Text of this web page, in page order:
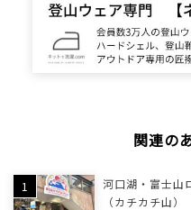
関連の
河口湖・富士山
（カチカチ山）